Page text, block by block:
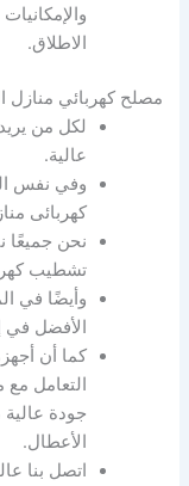
الاطلاق.
مصلح كهربائي منازل
لكل من
عالية.
وفي نفس
كهربائى
نحن جميعًا
تشطيب
وأيضًا في
الأفضل في
كما أن
التعامل
جودة
الأعطال.
اتصل بنا